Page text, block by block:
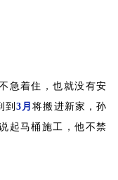
急着住，也就没有安
到3月将搬进新家，孙
起马桶施工，他不禁